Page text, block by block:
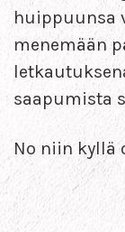
huippuunsa
menemään
saapumista
No niin kyllä